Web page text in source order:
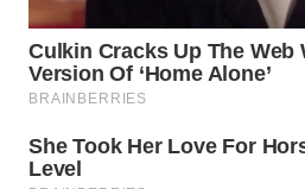
WAHANA
SPORT
WAHANA
UMKM